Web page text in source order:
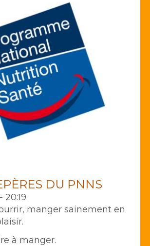
DU PNNS
20:19
manger sainement en
à manger.